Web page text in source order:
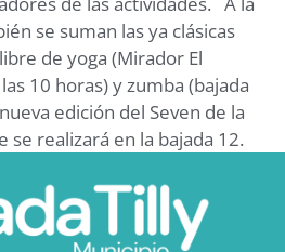
se suman las ya clásicas
de yoga (Mirador El
10 horas) y zumba (bajada
edición del Seven de la
se realizará en la bajada 12.